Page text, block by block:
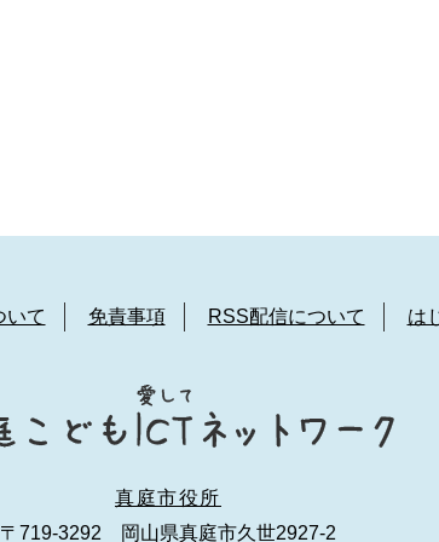
いて 免責事項 RSS配信について は
真庭市役所
〒719-3292 岡山県真庭市久世2927-2